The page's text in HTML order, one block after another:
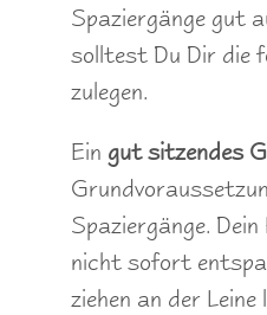
Spaziergänge gut
solltest Du Dir die
zulegen.
Ein gut sitzendes
Spaziergänge.
nicht sofort
ziehen an der